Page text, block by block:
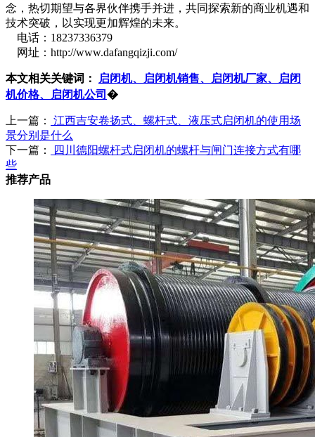
念，热切期望与各界伙伴携手并进，共同探索新的商业机遇和
技术突破，以实现更加辉煌的未来。
电话：18237336379
网址：http://www.dafangqizji.com/
本文相关关键词：
启闭机、启闭机销售、启闭机厂家、启闭
机价格、启闭机公司 �
上一篇：
江西吉安卷扬式、螺杆式、液压式启闭机的使用场
景分别是什么
下一篇：
四川德阳螺杆式启闭机的螺杆与闸门连接方式有哪
些
推荐产品